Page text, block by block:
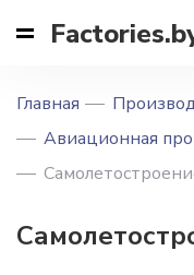
Главная
Авиационная